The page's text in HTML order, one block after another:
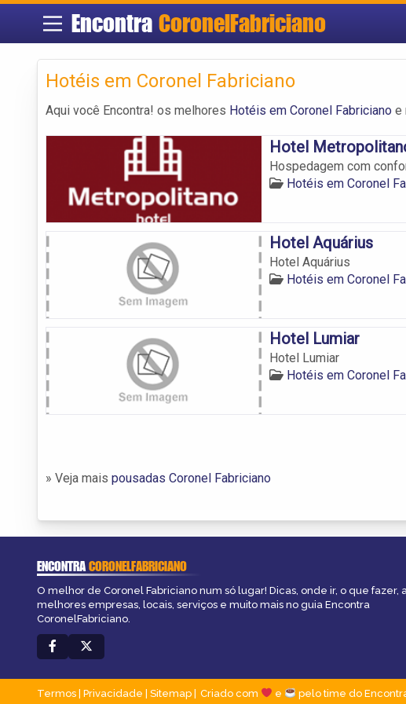
Encontra CoronelFabriciano
Hotéis em Coronel Fabriciano
Aqui você Encontra! os melhores Hotéis em Coronel Fabriciano e
Hotel
Hospedagem com
Hotéis em Coronel
Hotel Aquárius
Hotel Aquárius
Hotéis em Coronel
Hotel Lumiar
Hotel Lumiar
Hotéis em Coronel
» Veja mais pousadas Coronel Fabriciano
ENCONTRACORONELFABRICIANO
O melhor de Coronel Fabriciano num só lugar! Dicas, onde ir, o que fazer,
melhores empresas, locais, serviços e muito mais no guia Encontra
CoronelFabriciano.
Termos | Privacidade | Sitemap Criado com e pelo time do